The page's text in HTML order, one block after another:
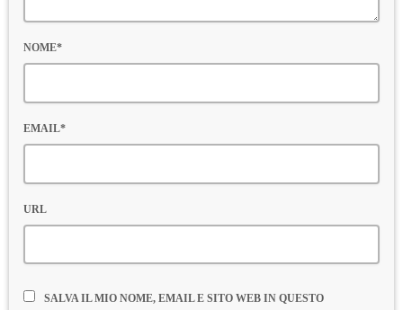
NOME*
EMAIL*
URL
SALVA IL MIO NOME, EMAIL E SITO WEB IN QUESTO